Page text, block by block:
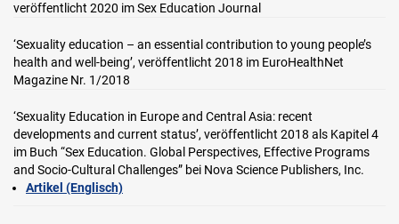
veröffentlicht 2020 im Sex Education Journal
‘Sexuality education – an essential contribution to young people’s
health and well-being’, veröffentlicht 2018 im EuroHealthNet
Magazine Nr. 1/2018
‘Sexuality Education in Europe and Central Asia: recent
developments and current status’, veröffentlicht 2018 als Kapitel 4
im Buch “Sex Education. Global Perspectives, Effective Programs
and Socio-Cultural Challenges” bei Nova Science Publishers, Inc.
Artikel (Englisch)